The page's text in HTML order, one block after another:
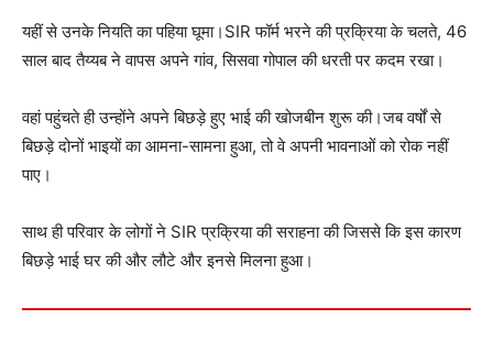
यहीं से उनके नियति का पहिया घूमा।SIR फॉर्म भरने की प्रक्रिया के चलते, 46
साल बाद तैय्यब ने वापस अपने गांव, सिसवा गोपाल की धरती पर कदम रखा।
वहां पहुंचते ही उन्होंने अपने बिछड़े हुए भाई की खोजबीन शुरू की।जब वर्षों से
बिछड़े दोनों भाइयों का आमना-सामना हुआ, तो वे अपनी भावनाओं को रोक नहीं
पाए।
साथ ही परिवार के लोगों ने SIR प्रक्रिया की सराहना की जिससे कि इस कारण
बिछड़े भाई घर की और लौटे और इनसे मिलना हुआ।